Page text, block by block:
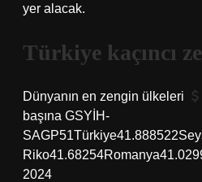
yer alacak.
Türkiye kaçıncı
Dünyanın en zengin ülkeleri
başına GSYİH-
2024